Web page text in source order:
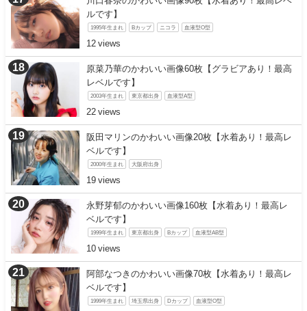
ルです】
1995年生まれ Bカップ ニコラ 血液型O型
12
原菜乃華のかわいい画像60枚【グラビアあり！最高
レベルです】
2003年生まれ 東京都出身 血液型A型
22
阪田マリンのかわいい画像20枚【水着あり！最高レ
ベルです】
2000年生まれ 大阪府出身
19
永野芽郁のかわいい画像160枚【水着あり！最高レ
ベルです】
1999年生まれ 東京都出身 Bカップ 血液型AB型
10
阿部なつきのかわいい画像70枚【水着あり！最高レ
ベルです】
1999年生まれ 埼玉県出身 Dカップ 血液型O型